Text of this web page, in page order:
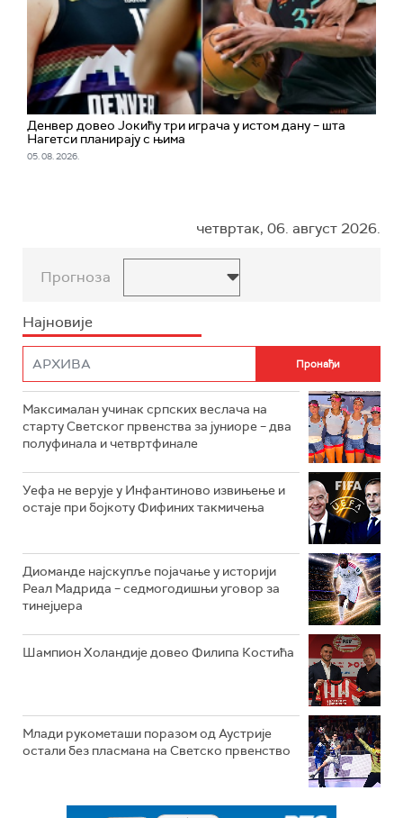
Денвер довео Јокићу три играча у истом дану – шта
Нагетси планирају с њима
05. 08. 2026.
четвртак, 06. август 2026.
Прогноза
Најновије
Максималан учинак српских веслача на
старту Светског првенства за јуниоре – два
полуфинала и четвртфинале
Уефа не верује у Инфантиново извињење и
остаје при бојкоту Фифиних такмичења
Диоманде најскупље појачање у историји
Реал Мадрида – седмогодишњи уговор за
тинејџера
Шампион Холандије довео Филипа Костића
Млади рукометаши поразом од Аустрије
остали без пласмана на Светско првенство